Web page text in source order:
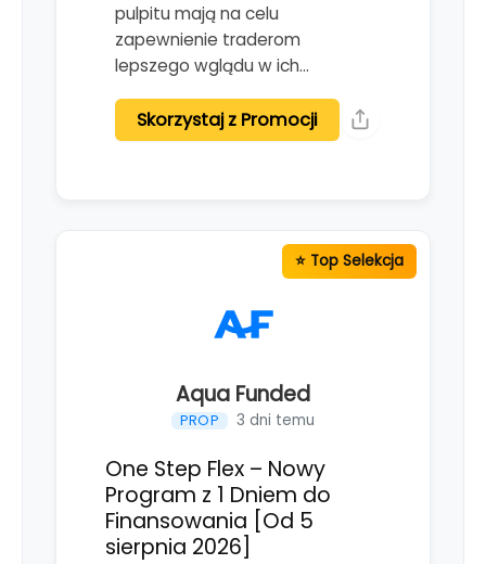
pulpitu mają na celu
zapewnienie traderom
lepszego wglądu w ich…
Skorzystaj z Promocji
Aqua Funded
PROP 3 dni temu
One Step Flex – Nowy
Program z 1 Dniem do
Finansowania [Od 5
sierpnia 2026]